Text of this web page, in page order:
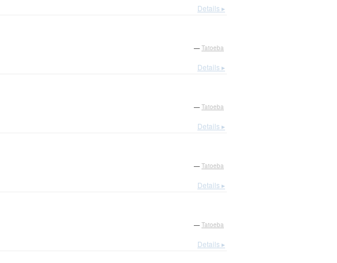
Details ▸
— Tatoeba
Details ▸
— Tatoeba
Details ▸
— Tatoeba
Details ▸
— Tatoeba
Details ▸